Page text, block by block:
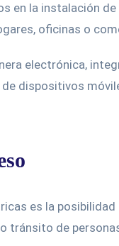
en la instalación
oficinas o
electrónica,
dispositivos
es la
tránsito de